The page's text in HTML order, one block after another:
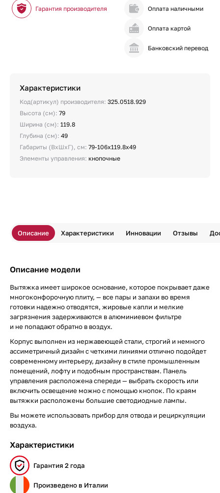
Гарантия производителя Оплата наличными
Оплата картой
Банковский перевод
Характеристики
Код(артикул) производителя: 325.0518.929
Высота (см): 79
Ширина (см): 119.8
Глубина (см): 49
Габариты (ВхШхГ), см: 79-106х119.8х49
Элементы управления: кнопочные
Описание Характеристики Инновации Отзывы
Описание модели
Вытяжка имеет широкое основание, которое покрывает даже
многоконфорочную плиту, — все пары и запахи во время
готовки надежно отводятся, жировые капли и мелкие
загрязнения задерживаются в алюминиевом фильтре
и не попадают обратно в воздух.
Корпус выполнен из нержавеющей стали, строгий и немного
ассиметричный дизайн с четкими линиями отлично подойдет
современному интерьеру, дизайну в стиле промышленным
помещений, лофту и подобным пространствам. Панель
управления расположена спереди — выбрать скорость или
включить освещение можно с помощью кнопок. По краям
вытяжки расположены большие светодиодные лампы.
Вы можете использовать прибор для отвода и рециркуляции
воздуха.
Характеристики
Гарантия 2 года
Произведено в Италии